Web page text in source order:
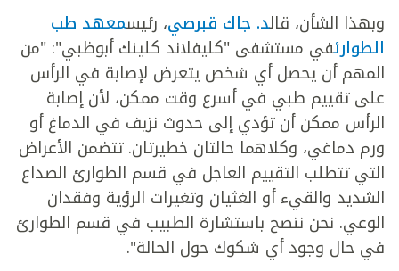
وبهذا الشأن، قالد. جاك قبرصي، رئيسمعهد طب
الطوارئفي مستشفى "كليفلاند كلينك أبوظبي": "من
المهم أن يحصل أي شخص يتعرض لإصابة في الرأس
على تقييم طبي في أسرع وقت ممكن، لأن إصابة
الرأس ممكن أن تؤدي إلى حدوث نزيف في الدماغ أو
ورم دماغي، وكلاهما حالتان خطيرتان. تتضمن الأعراض
التي تتطلب التقييم العاجل في قسم الطوارئ الصداع
الشديد والقيء أو الغثيان وتغيرات الرؤية وفقدان
الوعي. نحن ننصح باستشارة الطبيب في قسم الطوارئ
في حال وجود أي شكوك حول الحالة".